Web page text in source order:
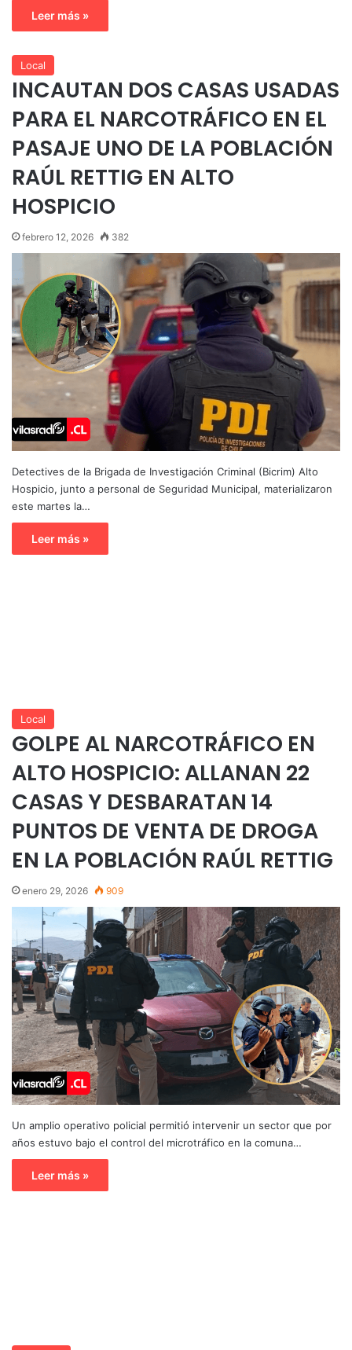
Leer más »
Local
INCAUTAN DOS CASAS USADAS
PARA EL NARCOTRÁFICO EN EL
PASAJE UNO DE LA POBLACIÓN
RAÚL RETTIG EN ALTO
HOSPICIO
febrero 12, 2026 382
Detectives de la Brigada de Investigación Criminal (Bicrim) Alto
Hospicio, junto a personal de Seguridad Municipal, materializaron
este martes la…
Leer más »
Local
GOLPE AL NARCOTRÁFICO EN
ALTO HOSPICIO: ALLANAN 22
CASAS Y DESBARATAN 14
PUNTOS DE VENTA DE DROGA
EN LA POBLACIÓN RAÚL RETTIG
enero 29, 2026 909
Un amplio operativo policial permitió intervenir un sector que por
años estuvo bajo el control del microtráfico en la comuna…
Leer más »